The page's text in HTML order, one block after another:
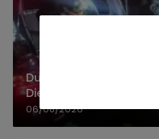
Dua Jenazah Gunung
Dievakuasi, Kapolres
06/08/2026